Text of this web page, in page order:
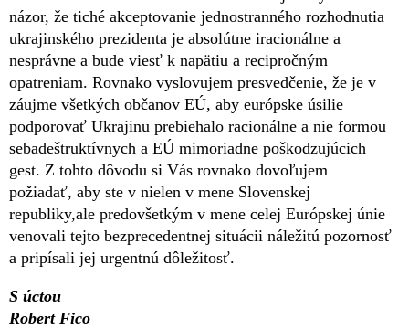
názor, že tiché akceptovanie jednostranného rozhodnutia
ukrajinského prezidenta je absolútne iracionálne a
nesprávne a bude viesť k napätiu a recipročným
opatreniam. Rovnako vyslovujem presvedčenie, že je v
záujme všetkých občanov EÚ, aby európske úsilie
podporovať Ukrajinu prebiehalo racionálne a nie formou
sebadeštruktívnych a EÚ mimoriadne poškodzujúcich
gest. Z tohto dôvodu si Vás rovnako dovoľujem
požiadať, aby ste v nielen v mene Slovenskej
republiky,ale predovšetkým v mene celej Európskej únie
venovali tejto bezprecedentnej situácii náležitú pozornosť
a pripísali jej urgentnú dôležitosť.
S úctou
Robert Fico